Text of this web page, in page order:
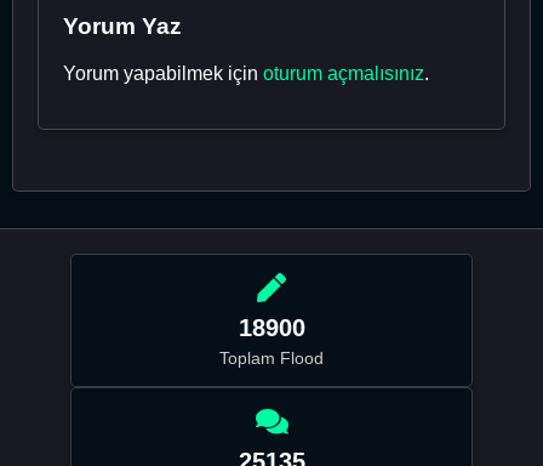
Yorum Yaz
Yorum yapabilmek için oturum açmalısınız.
18900
Toplam Flood
25135